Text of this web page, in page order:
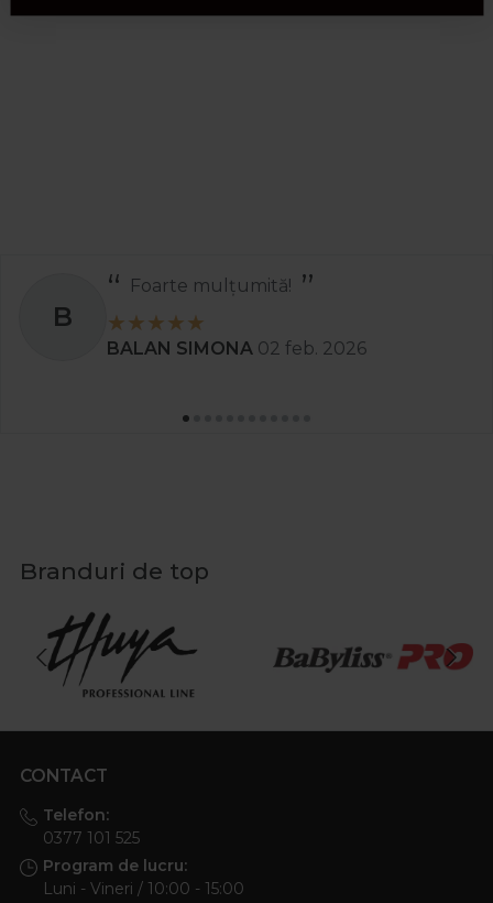
B
Foarte mulțumită!
BALAN SIMONA 02 feb. 2026
Branduri de top
CONTACT
Telefon:
0377 101 525
Program de lucru:
Luni - Vineri / 10:00 - 15:00